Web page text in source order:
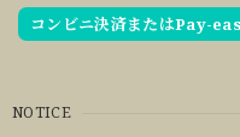
コンビニ決済またはPay-
NOTICE